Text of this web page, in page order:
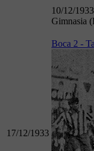
10/12/1933
Gimnasia
17/12/1933
Boca 2 -